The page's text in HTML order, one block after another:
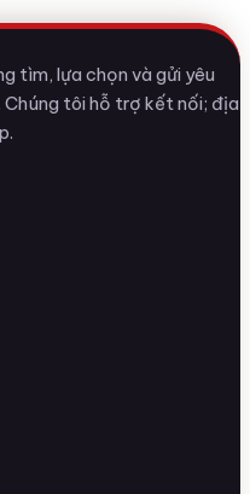
tìm, lựa chọn và gửi yêu
tôi hỗ trợ kết nối; địa